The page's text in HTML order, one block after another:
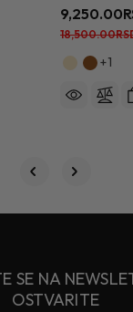
+1
SE NA
OSTVARITE